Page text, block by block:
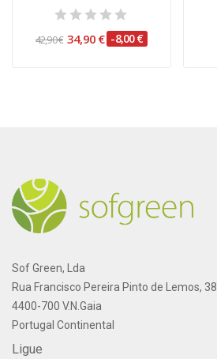
42,90 € 34,90 € -8,00 €
Sof Green, Lda
Rua Francisco Pereira Pinto de Lemos, 38
4400-700 V.N.Gaia
Portugal Continental
Ligue